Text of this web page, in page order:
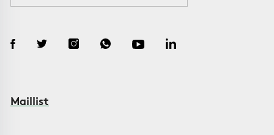
Maillist